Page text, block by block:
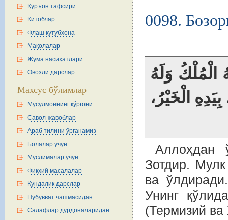
Қуръон тафсири
Китоблар
Флаш кутубхона
Мақолалар
Жума насиҳатлари
Овозли дарслар
Махсус бўлимлар
Мусулмоннинг қўрғони
Савол-жавоблар
Араб тилини ўрганамиз
Болалар учун
Муслималар учун
Фиқҳий масалалар
Кундалик дарслар
Нубувват чашмасидан
Салафлар дурдоналаридан
0098.
الْمُلْكُ وَلَهُ
الْخَيْرُ،
Аллоҳдан
Зотдир.
ва
Унинг
(Термизий ва